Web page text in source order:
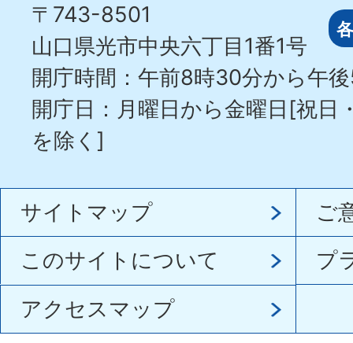
〒743-8501
山口県光市中央六丁目1番1号
開庁時間：午前8時30分から午
開庁日：月曜日から金曜日[祝日
を除く]
サイトマップ
ご
このサイトについて
プ
アクセスマップ